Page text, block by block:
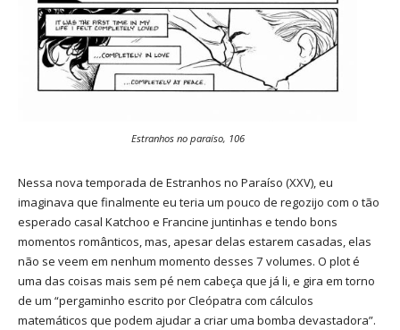
Estranhos no paraíso, 106
Nessa nova temporada de Estranhos no Paraíso (XXV), eu
imaginava que finalmente eu teria um pouco de regozijo com o tão
esperado casal Katchoo e Francine juntinhas e tendo bons
momentos românticos, mas, apesar delas estarem casadas, elas
não se veem em nenhum momento desses 7 volumes. O plot é
uma das coisas mais sem pé nem cabeça que já li, e gira em torno
de um “pergaminho escrito por Cleópatra com cálculos
matemáticos que podem ajudar a criar uma bomba devastadora”.